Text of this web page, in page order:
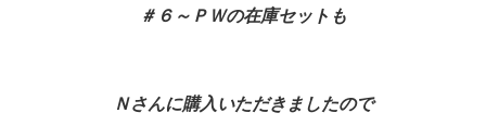
＃６～ＰＷの在庫セットも
Ｎさんに購入いただきましたので